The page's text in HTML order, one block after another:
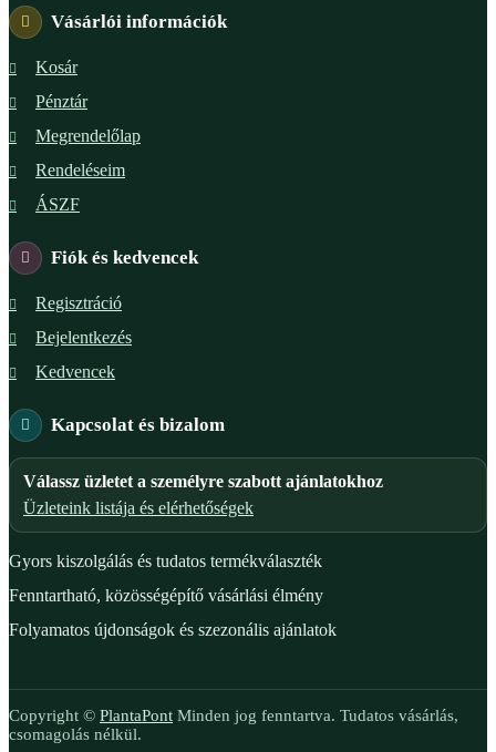
Vásárlói információk
Kosár
Pénztár
Megrendelőlap
Rendeléseim
ÁSZF
Fiók és kedvencek
Regisztráció
Bejelentkezés
Kedvencek
Kapcsolat és bizalom
Válassz üzletet a személyre szabott ajánlatokhoz
Üzleteink listája és elérhetőségek
Gyors kiszolgálás és tudatos termékválaszték
Fenntartható, közösségépítő vásárlási élmény
Folyamatos újdonságok és szezonális ajánlatok
Copyright © PlantaPont Minden jog fenntartva. Tudatos vásárlás,
csomagolás nélkül.